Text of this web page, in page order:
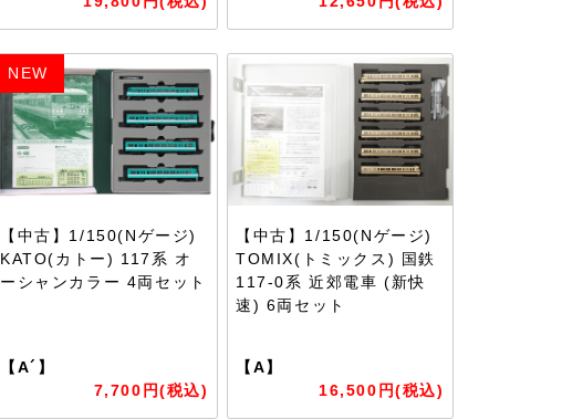
NEW
【中古】1/150(Nゲージ)
KATO(カトー) 117系 オ
ーシャンカラー 4両セット
【A´】
7,700円(税込)
【中古】1/150(Nゲージ)
TOMIX(トミックス) 国鉄
117-0系 近郊電車 (新快
速) 6両セット
【A】
16,500円(税込)